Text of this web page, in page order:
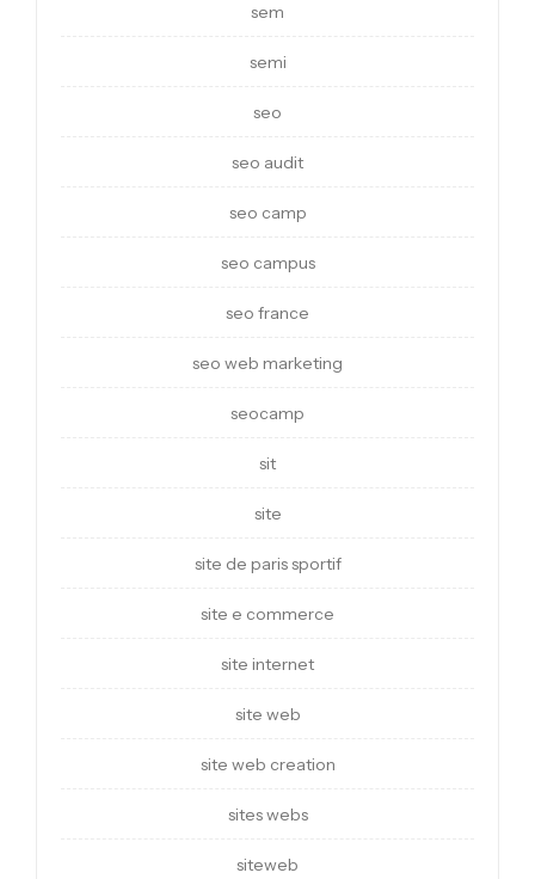
sem
semi
seo
seo audit
seo camp
seo campus
seo france
seo web marketing
seocamp
sit
site
site de paris sportif
site e commerce
site internet
site web
site web creation
sites webs
siteweb